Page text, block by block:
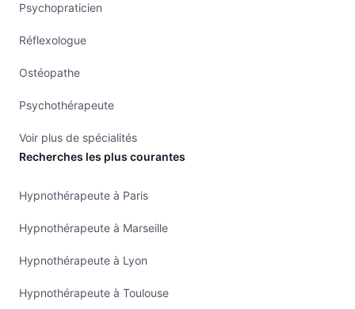
Psychopraticien
Réflexologue
Ostéopathe
Psychothérapeute
Voir plus de spécialités
Recherches les plus courantes
Hypnothérapeute à Paris
Hypnothérapeute à Marseille
Hypnothérapeute à Lyon
Hypnothérapeute à Toulouse